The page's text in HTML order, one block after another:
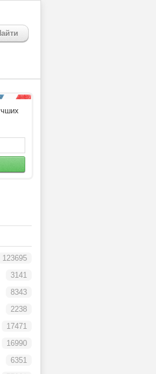
123695
3141
8343
2238
17471
16990
6351